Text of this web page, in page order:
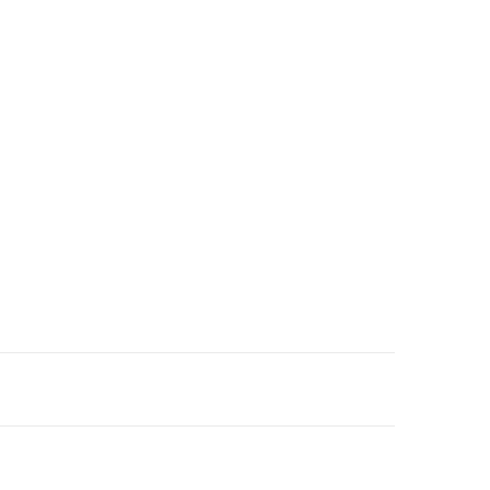
la razele solare.
automata sau alte elemente ascutite.
meteorologice, cum ar fi umiditatea,